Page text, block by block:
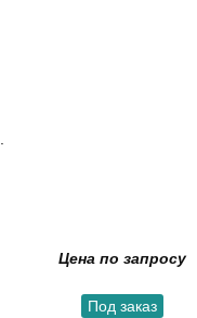
Цена по запросу
Под заказ